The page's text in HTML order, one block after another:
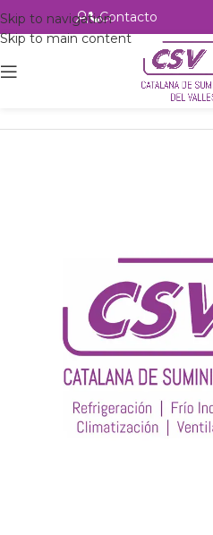
Skip to navigation
Skip to main content
Contacto
Intercambio